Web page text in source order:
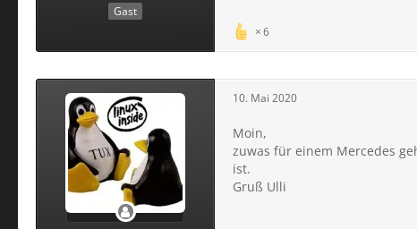
Gast
6
10. Mai 2020
Moin,
zuwas für einem Mercedes
ist.
Gruß Ulli